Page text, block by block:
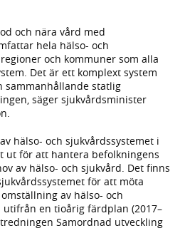
och nära vård med
hela hälso- och
och kommuner som alla
Det är ett komplext system
sammanhållande statlig
säger sjukvårdsminister
hälso- och sjukvårdssystemet i
ut för att hantera befolkningens
av hälso- och sjukvård. Det finns
för att möta
av hälso- och
en tioårig färdplan (2017–
Samordnad utveckling